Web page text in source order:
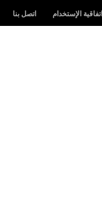
اتفاقية الإستخدام اتصل بنا